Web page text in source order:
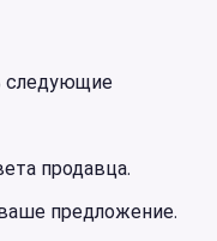
следующие
продавца.
предложение.